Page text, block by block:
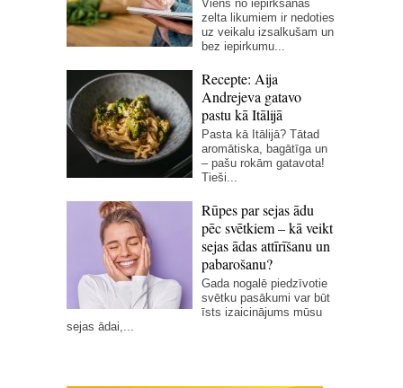
Viens no iepirkšanās
zelta likumiem ir nedoties
uz veikalu izsalkušam un
bez iepirkumu...
Recepte: Aija
Andrejeva gatavo
pastu kā Itālijā
Pasta kā Itālijā? Tātad
aromātiska, bagātīga un
– pašu rokām gatavota!
Tieši...
Rūpes par sejas ādu
pēc svētkiem – kā veikt
sejas ādas attīrīšanu un
pabarošanu?
Gada nogalē piedzīvotie
svētku pasākumi var būt
īsts izaicinājums mūsu
sejas ādai,...